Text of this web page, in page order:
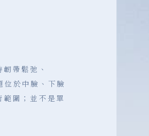
帶鬆弛、
於中臉、下臉
圍；並不是單